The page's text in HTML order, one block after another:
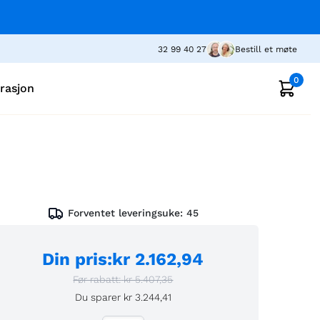
32 99 40 27 Bestill et møte
0
Forventet leveringsuke: 45
Din pris:kr 2.162,94
Før rabatt: kr 5.407,35
Du sparer kr 3.244,41